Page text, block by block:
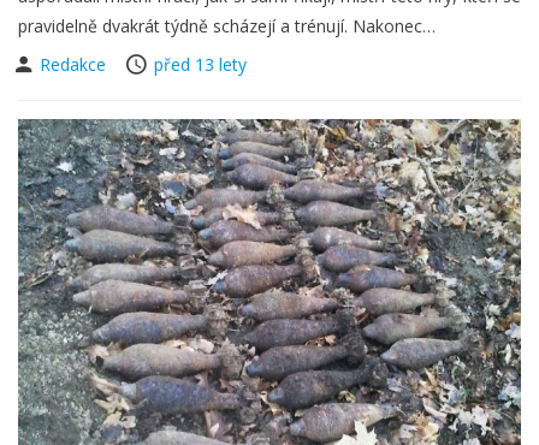
pravidelně dvakrát týdně scházejí a trénují. Nakonec…
Redakce
před 13 lety